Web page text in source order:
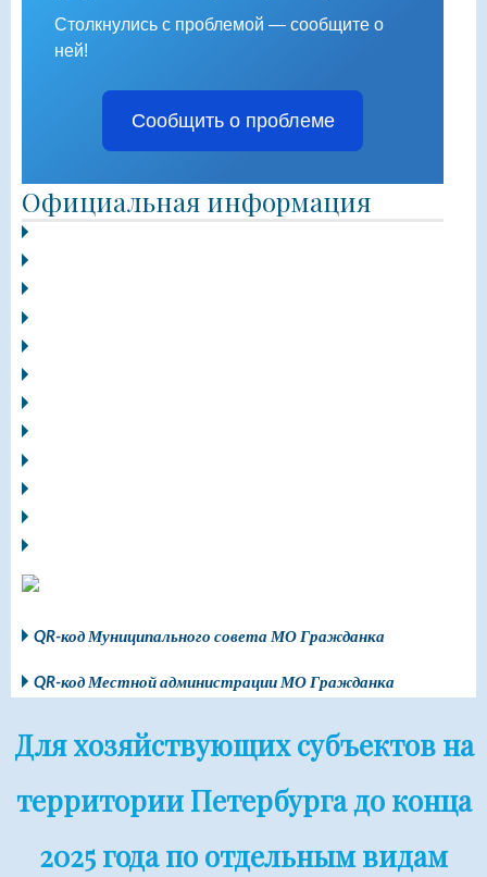
Столкнулись с проблемой — сообщите о
ней!
Сообщить о проблеме
Официальная информация
QR-код Муниципального совета МО Гражданка
QR-код Местной администрации МО Гражданка
Для хозяйствующих субъектов на
территории Петербурга до конца
2025 года по отдельным видам